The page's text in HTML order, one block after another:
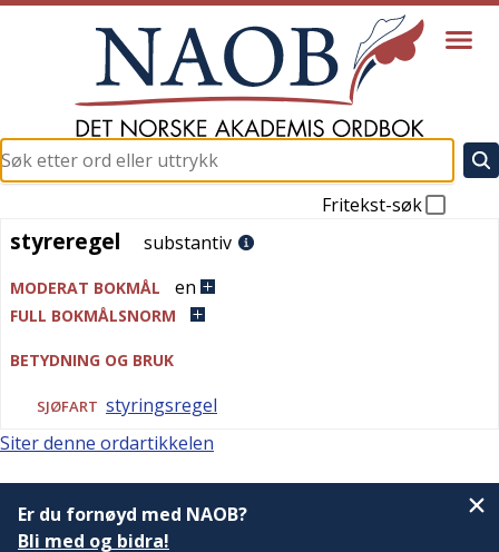
Fritekst-søk
styreregel
styreregel substantiv
MODERAT BOKMÅL en
FULL BOKMÅLSNORM
BETYDNING OG BRUK
SJØFART styringsregel
Siter denne ordartikkelen
Er du fornøyd med NAOB?
Bli med og bidra!